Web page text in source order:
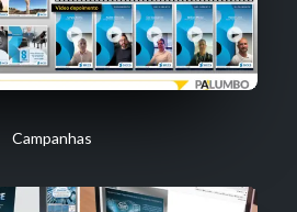
Campanhas